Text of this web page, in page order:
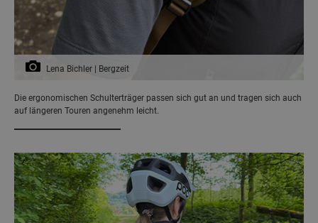
Lena Bichler | Bergzeit
Die ergonomischen Schulterträger passen sich gut an und tragen sich auch
auf längeren Touren angenehm leicht.